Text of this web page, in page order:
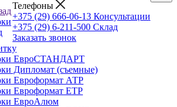
Телефоны
+375 (29) 666-06-13 Консультации
+375 (29) 6-211-500 Склад
Заказать звонок
ЕвроСТАНДАРТ
Дипломат (съемные)
Евроформат АТР
Евроформат ЕТР
ЕвроАлюм